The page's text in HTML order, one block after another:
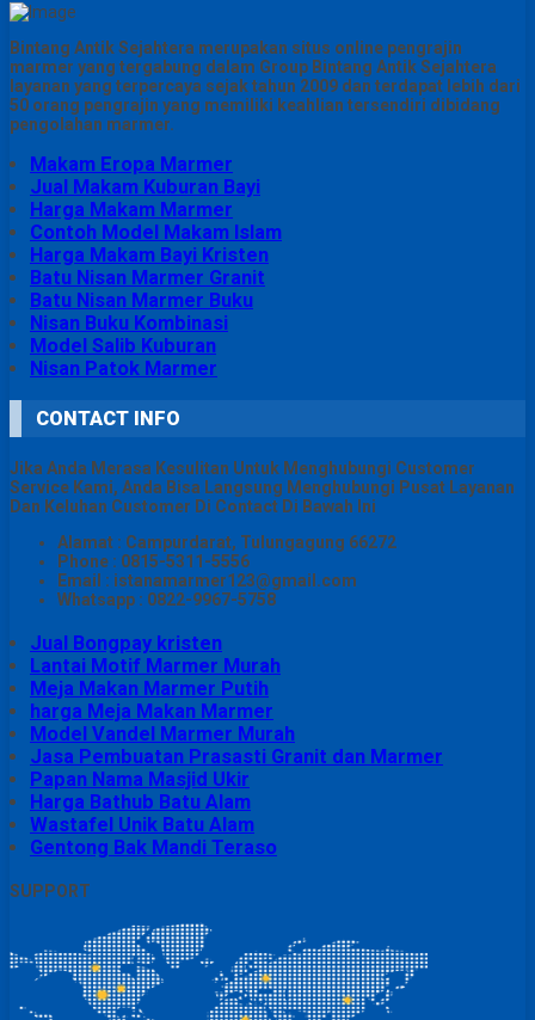
Bintang Antik Sejahtera merupakan situs online pengrajin
marmer yang tergabung dalam Group Bintang Antik Sejahtera
layanan yang terpercaya sejak tahun 2009 dan terdapat lebih dari
50 orang pengrajin yang memiliki keahlian tersendiri dibidang
pengolahan marmer.
Makam Eropa Marmer
Jual Makam Kuburan Bayi
Harga Makam Marmer
Contoh Model Makam Islam
Harga Makam Bayi Kristen
Batu Nisan Marmer Granit
Batu Nisan Marmer Buku
Nisan Buku Kombinasi
Model Salib Kuburan
Nisan Patok Marmer
CONTACT INFO
Jika Anda Merasa Kesulitan Untuk Menghubungi Customer
Service Kami, Anda Bisa Langsung Menghubungi Pusat Layanan
Dan Keluhan Customer Di Contact Di Bawah Ini
Alamat : Campurdarat, Tulungagung 66272
Phone : 0815-5311-5556
Email : istanamarmer123@gmail.com
Whatsapp : 0822-9967-5758
Jual Bongpay kristen
Lantai Motif Marmer Murah
Meja Makan Marmer Putih
harga Meja Makan Marmer
Model Vandel Marmer Murah
Jasa Pembuatan Prasasti Granit dan Marmer
Papan Nama Masjid Ukir
Harga Bathub Batu Alam
Wastafel Unik Batu Alam
Gentong Bak Mandi Teraso
SUPPORT